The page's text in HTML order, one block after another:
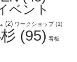
ベント
(2) ワークショップ (1)
(95) 看板